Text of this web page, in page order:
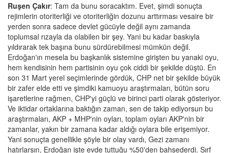
Ruşen Çakır: Tam da bunu soracaktım. Evet, şimdi sonuçta
rejimlerin otoriterliği ve otoriterliğin dozunu arttırması vesaire bir
yerden sonra sadece devlet gücüyle değil aynı zamanda
toplumsal rızayla da olabilen bir şey. Yani bu kadar baskıyla
yıldırarak tek başına bunu sürdürebilmesi mümkün değil.
Erdoğan'ın mesela bu başkanlık sistemine girişten bu yanaki oyu,
hem kendisinin hem partisinin oyu çok ciddi bir şekilde düştü. En
son 31 Mart yerel seçimlerinde gördük, CHP net bir şekilde büyük
bir zafer elde etti ve şimdiki kamuoyu araştırmaları, bütün soru
işaretlerine rağmen, CHP'yi güçlü ve birinci parti olarak gösteriyor.
Ve iktidar ortaklarına baktığın zaman, sen de takip ediyorsun bu
araştırmaları, AKP + MHP'nin oyları, toplam oyları AKP'nin bir
zamanlar, yakın bir zamana kadar aldığı oylara bile erişemiyor.
Yani sonuçta genellikle şöyle bir olay vardı, Gezi zamanı
hatırlarsın, Erdoğan işte evde tuttuğu %50'den bahsederdi. Sırf